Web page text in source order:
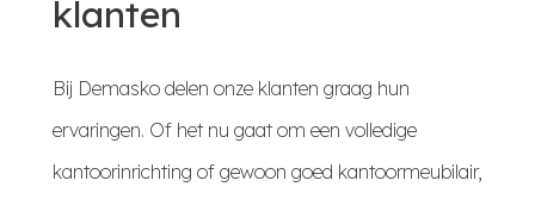
klanten
Bij Demasko delen onze klanten graag hun
ervaringen. Of het nu gaat om een volledige
kantoorinrichting of gewoon goed kantoormeubilair,